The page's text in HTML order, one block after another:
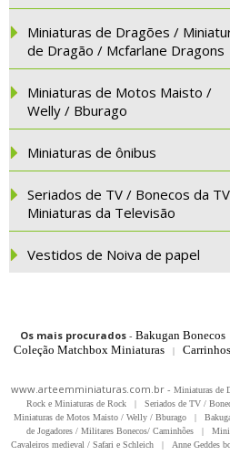
Miniaturas de Dragões /
de Dragão / Mcfarlane Dragons
Miniaturas de Motos Maisto /
Welly / Bburago
Miniaturas de ônibus
Seriados de TV / Bonecos da
Miniaturas da Televisão
Vestidos de Noiva de papel
Os mais procurados- Bakugan Bonecos
Coleção Matchbox Miniaturas
|
www.arteemminiaturas.com.br - Miniaturas de
Rock e Miniaturas de Rock
| Seriados de TV /
Miniaturas de Motos Maisto / Welly / Bburago
|
de Jogadores / Militares Bonecos/ Caminhões
|
Cavaleiros medieval / Safari e Schleich
| Anne Geddes